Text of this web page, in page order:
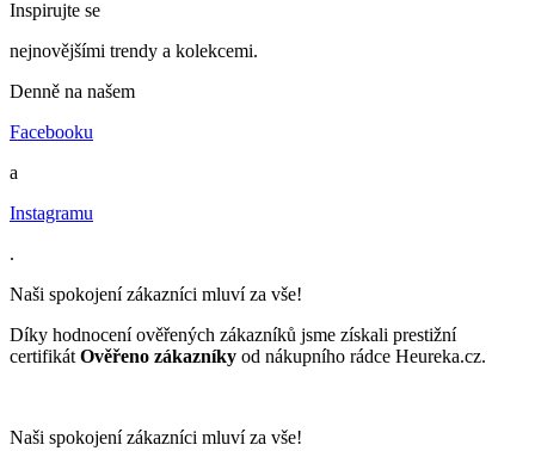
Inspirujte se
nejnovějšími trendy a kolekcemi.
Denně na našem
Facebooku
a
Instagramu
.
Naši spokojení zákazníci mluví za vše!
Díky hodnocení ověřených zákazníků jsme získali prestižní
certifikát Ověřeno zákazníky od nákupního rádce Heureka.cz.
Naši spokojení zákazníci mluví za vše!